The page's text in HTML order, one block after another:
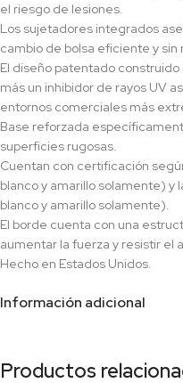
el riesgo de lesiones.
Los sujetadores integrados
cambio de bolsa eficiente y
El diseño patentado
más un inhibidor de rayos UV
entornos comerciales más
Base reforzada
superficies rugosas.
Cuentan con certificación
blanco y amarillo solamente) y
blanco y amarillo solamente).
El borde cuenta con una
aumentar la fuerza y resistir el
Hecho en Estados Unidos.
Información adicional
Productos